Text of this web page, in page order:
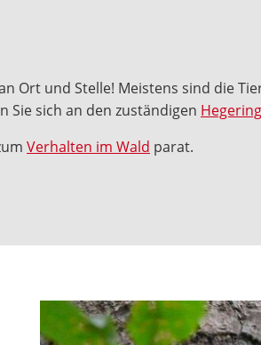
Ort und Stelle! Meistens sind die
Sie sich an den zuständigen
Verhalten im Wald parat.